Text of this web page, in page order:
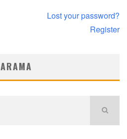
Lost your password?
Register
ARAMA